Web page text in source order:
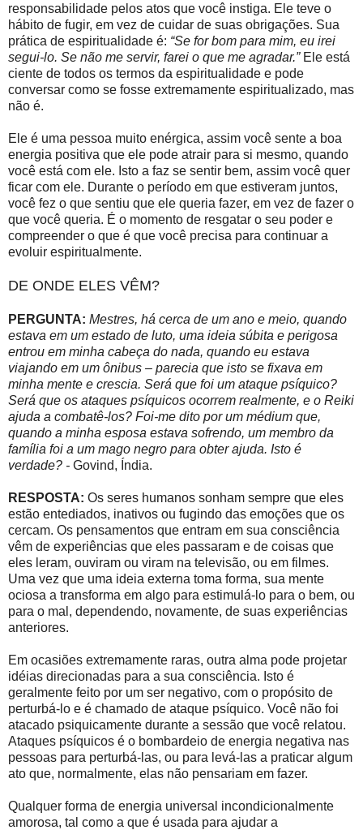
responsabilidade pelos atos que você instiga. Ele teve o
hábito de fugir, em vez de cuidar de suas obrigações. Sua
prática de espiritualidade é: “Se for bom para mim, eu irei
segui-lo. Se não me servir, farei o que me agradar.” Ele está
ciente de todos os termos da espiritualidade e pode
conversar como se fosse extremamente espiritualizado, mas
não é.
Ele é uma pessoa muito enérgica, assim você sente a boa
energia positiva que ele pode atrair para si mesmo, quando
você está com ele. Isto a faz se sentir bem, assim você quer
ficar com ele. Durante o período em que estiveram juntos,
você fez o que sentiu que ele queria fazer, em vez de fazer o
que você queria. É o momento de resgatar o seu poder e
compreender o que é que você precisa para continuar a
evoluir espiritualmente.
DE ONDE ELES VÊM?
PERGUNTA: Mestres, há cerca de um ano e meio, quando
estava em um estado de luto, uma ideia súbita e perigosa
entrou em minha cabeça do nada, quando eu estava
viajando em um ônibus – parecia que isto se fixava em
minha mente e crescia. Será que foi um ataque psíquico?
Será que os ataques psíquicos ocorrem realmente, e o Reiki
ajuda a combatê-los? Foi-me dito por um médium que,
quando a minha esposa estava sofrendo, um membro da
família foi a um mago negro para obter ajuda. Isto é
verdade? - Govind, Índia.
RESPOSTA: Os seres humanos sonham sempre que eles
estão entediados, inativos ou fugindo das emoções que os
cercam. Os pensamentos que entram em sua consciência
vêm de experiências que eles passaram e de coisas que
eles leram, ouviram ou viram na televisão, ou em filmes.
Uma vez que uma ideia externa toma forma, sua mente
ociosa a transforma em algo para estimulá-lo para o bem, ou
para o mal, dependendo, novamente, de suas experiências
anteriores.
Em ocasiões extremamente raras, outra alma pode projetar
idéias direcionadas para a sua consciência. Isto é
geralmente feito por um ser negativo, com o propósito de
perturbá-lo e é chamado de ataque psíquico. Você não foi
atacado psiquicamente durante a sessão que você relatou.
Ataques psíquicos é o bombardeio de energia negativa nas
pessoas para perturbá-las, ou para levá-las a praticar algum
ato que, normalmente, elas não pensariam em fazer.
Qualquer forma de energia universal incondicionalmente
amorosa, tal como a que é usada para ajudar a